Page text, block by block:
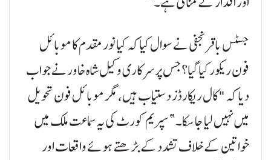
جسٹس باقر نجفی نے سوال کیا کہ کیا نور مقدم کا موبائل
فون ریکور کیا گیا؟ جس پر سرکاری وکیل شاہ خاور نے جواب
دیا کہ "کال ریکارڈز دستیاب ہیں، مگر موبائل فون تحویل
میں نہیں لیا جا سکا۔” سپریم کورٹ کی یہ سماعت ملک میں
خواتین کے خلاف تشدد کے بڑھتے ہوئے واقعات اور